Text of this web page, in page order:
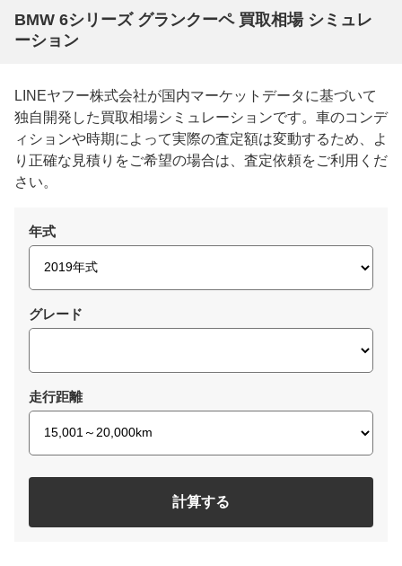
BMW 6シリーズ グランクーペ 買取相場 シミュレ
ーション
LINEヤフー株式会社が国内マーケットデータに基づいて
独自開発した買取相場シミュレーションです。車のコンデ
ィションや時期によって実際の査定額は変動するため、よ
り正確な見積りをご希望の場合は、査定依頼をご利用くだ
さい。
年式
グレード
走行距離
計算する